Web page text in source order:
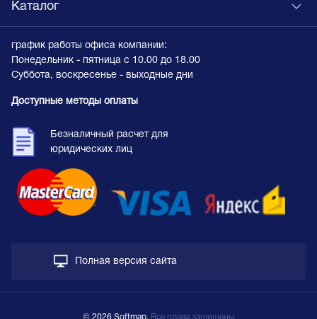
Каталог
график работы офиса компании:
Понедельник - пятница с 10.00 до 18.00
Суббота, воскресенье - выходные дни
Доступные методы оплаты
Безналичный расчет для
юридических лиц
Полная версия сайта
© 2026 Softmap, Все права защищены